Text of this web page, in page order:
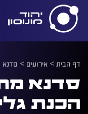
דף הבית> אירועים > סדנא
סדנא
הכנת